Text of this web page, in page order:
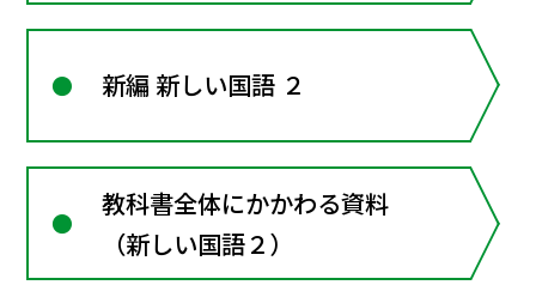
新編 新しい国語 ２
教科書全体にかかわる資料
（新しい国語２）